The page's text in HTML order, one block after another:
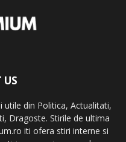
US
utile din Politica, Actualitati,
Dragoste. Stirile de ultima
iti ofera stiri interne si